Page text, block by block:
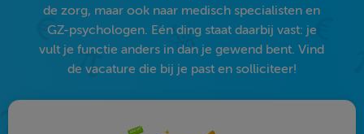
de zorg, maar ook naar medisch specialisten en
GZ-psychologen. Eén ding staat daarbij vast: je
vult je functie anders in dan je gewend bent. Vind
de vacature die bij je past en solliciteer!